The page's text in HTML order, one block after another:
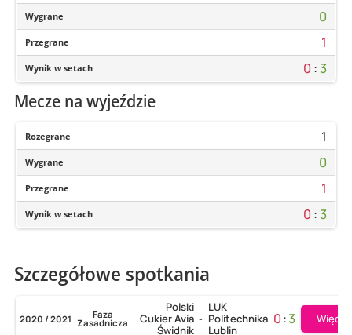
Wygrane 0
Przegrane 1
Wynik w setach 0 : 3
Mecze na wyjeździe
Rozegrane 1
Wygrane 0
Przegrane 1
Wynik w setach 0 : 3
Szczegółowe spotkania
2020 / 2021 Faza
Zasadnicza
Polski
Cukier Avia
Świdnik
-
LUK
Politechnika
Lublin
0:3 Więcej